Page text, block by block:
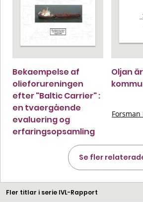
Bekaempelse af
olieforureningen
efter "Baltic Carrier" :
en tvaergående
evaluering og
erfaringsopsamling
Oljan
Forsman
Se fler
Fler titlar i serie IVL-Rapport